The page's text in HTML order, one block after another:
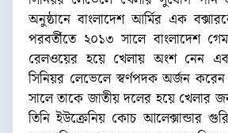
অনুষ্ঠানে বাংলাদেশ আর্মির এক
পরবর্তীতে ২০১৩ সালে বাংলাদেশ
রেলওয়ের হয়ে খেলায় অংশ নেন
সিনিয়র লেভেলে স্বর্ণপদক অর্জন
সালে তাকে জাতীয় দলের হয়ে খেলার
তিনি ইউক্রেনিয় কোচ আলেক্সান্ডার